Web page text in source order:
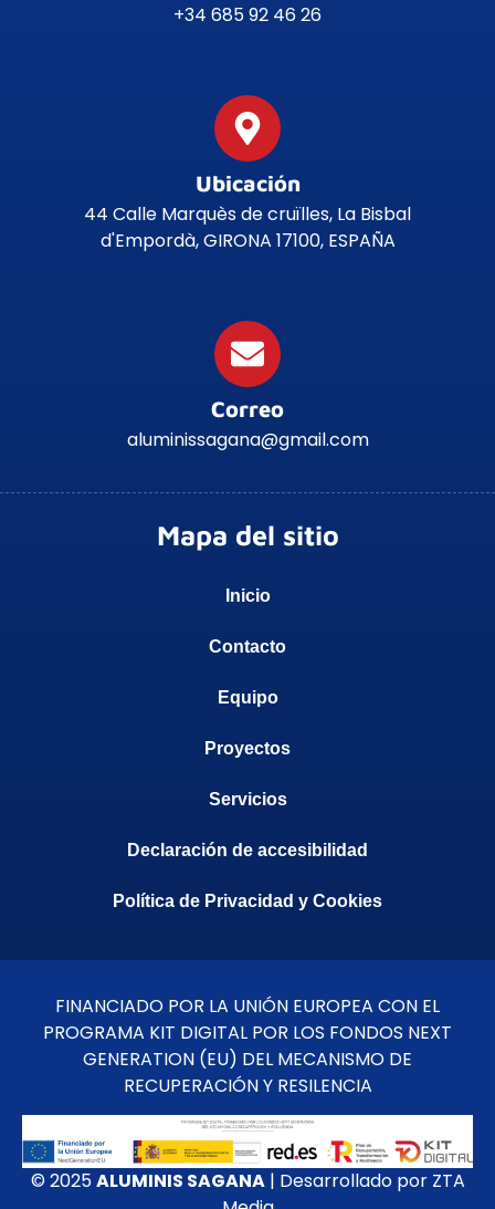
+34 685 92 46 26
Ubicación
44 Calle Marquès de cruïlles, La Bisbal
d'Empordà, GIRONA 17100, ESPAÑA
Correo
aluminissagana@gmail.com
Mapa del sitio
Inicio
Contacto
Equipo
Proyectos
Servicios
Declaración de accesibilidad
Política de Privacidad y Cookies
FINANCIADO POR LA UNIÓN EUROPEA CON EL
PROGRAMA KIT DIGITAL POR LOS FONDOS NEXT
GENERATION (EU) DEL MECANISMO DE
RECUPERACIÓN Y RESILENCIA
© 2025ALUMINIS SAGANA| Desarrollado por ZTA